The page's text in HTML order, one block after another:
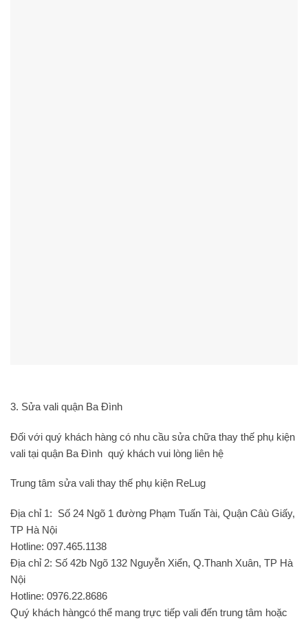
3. Sửa vali quận Ba Đình
Đối với quý khách hàng có nhu cầu sửa chữa thay thế phụ kiện
vali tại quận Ba Đình quý khách vui lòng liên hệ
Trung tâm sửa vali thay thế phụ kiện ReLug
Địa chỉ 1: Số 24 Ngõ 1 đường Phạm Tuấn Tài, Quận Câù Giấy,
TP Hà Nội
Hotline: 097.465.1138
Địa chỉ 2: Số 42b Ngõ 132 Nguyễn Xiển, Q.Thanh Xuân, TP Hà
Nội
Hotline: 0976.22.8686
Quý khách hàngcó thể mang trực tiếp vali đến trung tâm hoặc